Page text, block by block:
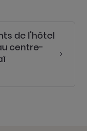
de l'hôtel
centre-